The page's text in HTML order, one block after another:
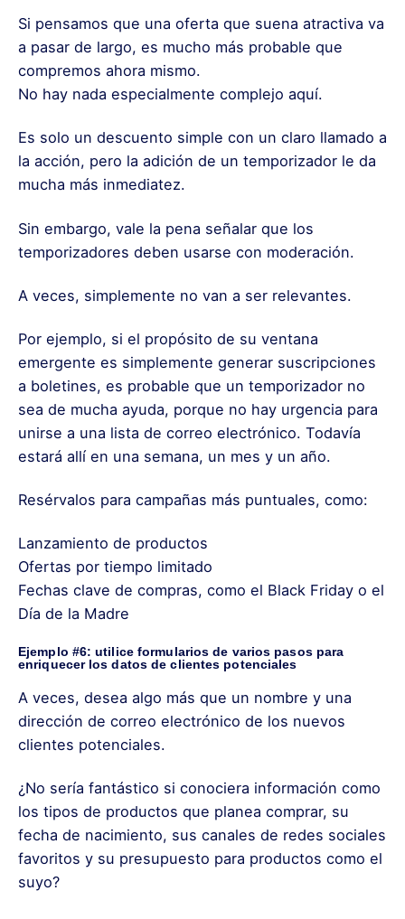
Si pensamos que una oferta que suena atractiva va
a pasar de largo, es mucho más probable que
compremos ahora mismo.
No hay nada especialmente complejo aquí.
Es solo un descuento simple con un claro llamado a
la acción, pero la adición de un temporizador le da
mucha más inmediatez.
Sin embargo, vale la pena señalar que los
temporizadores deben usarse con moderación.
A veces, simplemente no van a ser relevantes.
Por ejemplo, si el propósito de su ventana
emergente es simplemente generar suscripciones
a boletines, es probable que un temporizador no
sea de mucha ayuda, porque no hay urgencia para
unirse a una lista de correo electrónico. Todavía
estará allí en una semana, un mes y un año.
Resérvalos para campañas más puntuales, como:
Lanzamiento de productos
Ofertas por tiempo limitado
Fechas clave de compras, como el Black Friday o el
Día de la Madre
Ejemplo #6: utilice formularios de varios pasos para
enriquecer los datos de clientes potenciales
A veces, desea algo más que un nombre y una
dirección de correo electrónico de los nuevos
clientes potenciales.
¿No sería fantástico si conociera información como
los tipos de productos que planea comprar, su
fecha de nacimiento, sus canales de redes sociales
favoritos y su presupuesto para productos como el
suyo?